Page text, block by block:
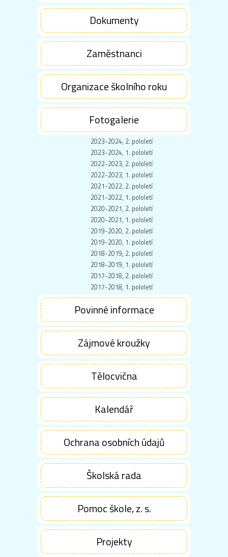
Dokumenty
Zaměstnanci
Organizace školního roku
Fotogalerie
2023-2024, 2. pololetí
2023-2024, 1. pololetí
2022-2023, 2. pololetí
2022-2023, 1. pololetí
2021-2022, 2. pololetí
2021-2022, 1. pololetí
2020-2021, 2. pololetí
2020-2021, 1. pololetí
2019-2020, 2. pololetí
2019-2020, 1. pololetí
2018-2019, 2. pololetí
2018-2019, 1. pololetí
2017-2018, 2. pololetí
2017-2018, 1. pololetí
Povinné informace
Zájmové kroužky
Tělocvična
Kalendář
Ochrana osobních údajů
Školská rada
Pomoc škole, z. s.
Projekty